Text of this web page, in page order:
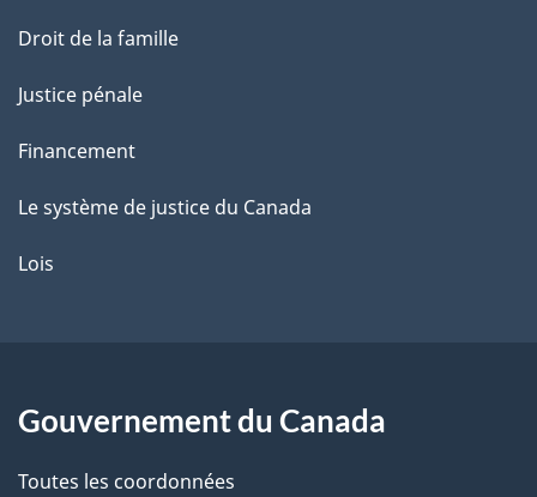
Droit de la famille
Justice pénale
Financement
Le système de justice du Canada
Lois
Gouvernement du Canada
Toutes les coordonnées